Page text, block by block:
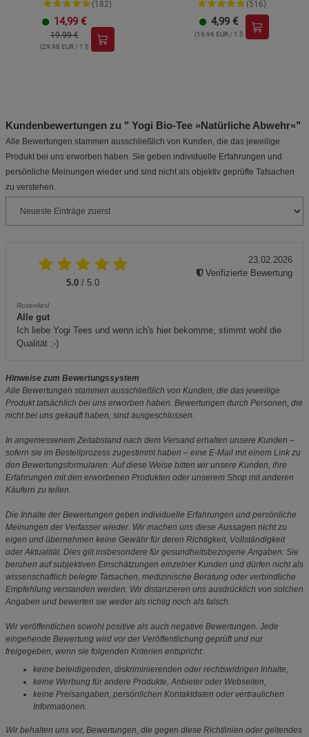
(182)
14,99 €
19.99 €
(29,98 EUR / 1 l)
(516)
4,99 €
(19,96 EUR / 1 l)
Kundenbewertungen zu " Yogi Bio-Tee »Natürliche Abwehr«"
Alle Bewertungen stammen ausschließlich von Kunden, die das jeweilige
Produkt bei uns erworben haben. Sie geben individuelle Erfahrungen und
persönliche Meinungen wieder und sind nicht als objektiv geprüfte Tatsachen
zu verstehen.
5.0 / 5.0
Rosenliesl
Alle gut
Ich liebe Yogi Tees und wenn ich's hier bekomme, stimmt wohl die
Qualität ;-)
23.02.2026
Verifizierte Bewertung
Hinweise zum Bewertungssystem
Alle Bewertungen stammen ausschließlich von Kunden, die das jeweilige
Produkt tatsächlich bei uns erworben haben. Bewertungen durch Personen, die
nicht bei uns gekauft haben, sind ausgeschlossen.
In angemessenem Zeitabstand nach dem Versand erhalten unsere Kunden –
sofern sie im Bestellprozess zugestimmt haben – eine E-Mail mit einem Link zu
den Bewertungsformularen. Auf diese Weise bitten wir unsere Kunden, ihre
Erfahrungen mit den erworbenen Produkten oder unserem Shop mit anderen
Käufern zu teilen.
Die Inhalte der Bewertungen geben individuelle Erfahrungen und persönliche
Meinungen der Verfasser wieder. Wir machen uns diese Aussagen nicht zu
eigen und übernehmen keine Gewähr für deren Richtigkeit, Vollständigkeit
oder Aktualität. Dies gilt insbesondere für gesundheitsbezogene Angaben: Sie
beruhen auf subjektiven Einschätzungen einzelner Kunden und dürfen nicht als
wissenschaftlich belegte Tatsachen, medizinische Beratung oder verbindliche
Empfehlung verstanden werden. Wir distanzieren uns ausdrücklich von solchen
Angaben und bewerten sie weder als richtig noch als falsch.
Wir veröffentlichen sowohl positive als auch negative Bewertungen. Jede
eingehende Bewertung wird vor der Veröffentlichung geprüft und nur
freigegeben, wenn sie folgenden Kriterien entspricht:
keine beleidigenden, diskriminierenden oder rechtswidrigen Inhalte,
keine Werbung für andere Produkte, Anbieter oder Webseiten,
keine Preisangaben, persönlichen Kontaktdaten oder vertraulichen
Informationen.
Wir behalten uns vor, Bewertungen, die gegen diese Richtlinien oder geltendes